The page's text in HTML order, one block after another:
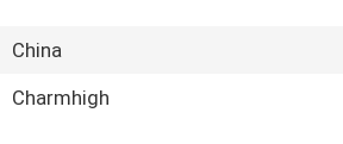
China
Charmhigh